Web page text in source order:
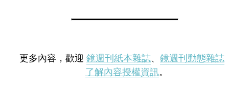
更多內容，歡迎 鏡週刊紙本雜誌、 鏡週刊動態雜誌
了解內容授權資訊。